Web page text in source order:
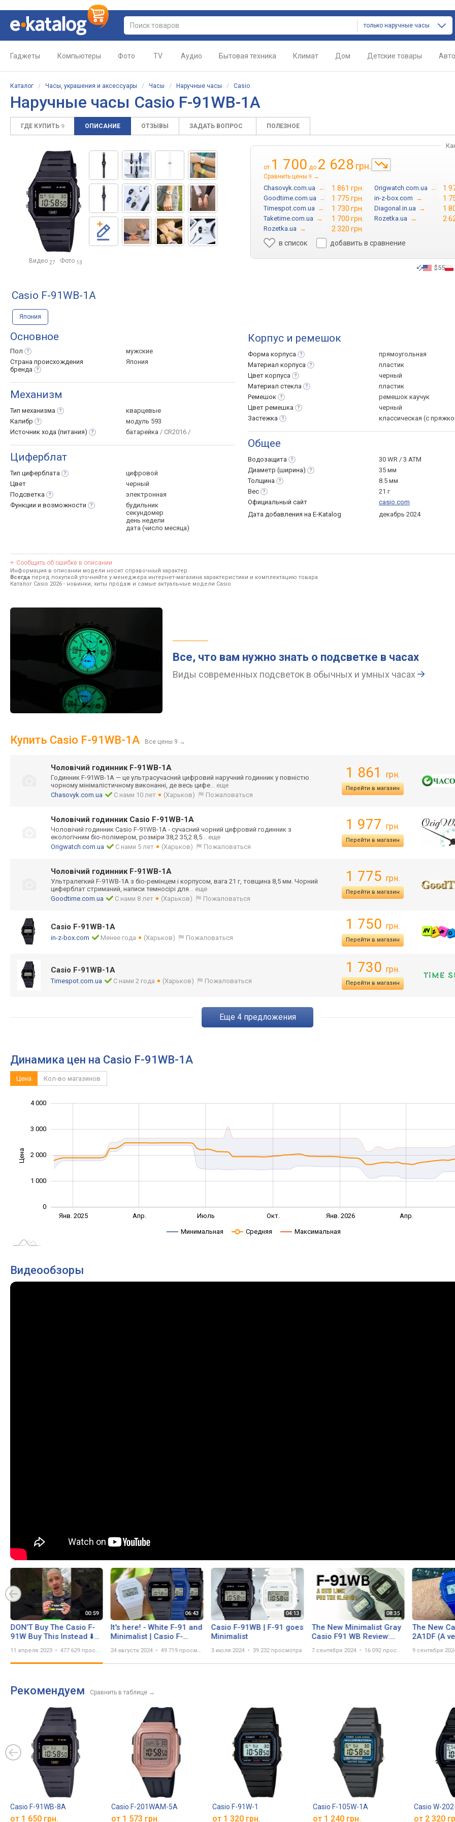
только наручные часы
Гаджеты Компьютеры Фото TV Аудио Бытовая техника Климат Дом Детские товары Авто
Каталог / Часы, украшения и аксессуары / Часы / Наручные часы / Casio
Наручные часы Casio F-91WB-1A
ГДЕ КУПИТЬ 9 ОПИСАНИЕ ОТЗЫВЫ ЗАДАТЬ ВОПРОС ПОЛЕЗНОЕ
Видео 27 Фото 13
от 1 700 до 2 628 грн.
Сравнить цены 9 →
Chasovyk.com.ua → 1 861 грн. Origwatch.com.ua → 1
Goodtime.com.ua → 1 775 грн. in-z-box.com → 1
Timespot.com.ua → 1 730 грн. Diagonal.in.ua → 1
Taketime.com.ua → 1 700 грн. Rozetka.ua → 2
Rozetka.ua →
2 320 грн.
в список
добавить в сравнение
$55
Casio F-91WB-1A
Япония
Основное
Пол
мужские
Страна происхождения
бренда
Япония
Механизм
Тип механизма
кварцевые
Калибр
модуль 593
Источник хода (питания) батарейка / CR2016 /
Циферблат
Тип циферблата
цифровой
Цвет
черный
Подсветка
электронная
Функции и возможности
будильник
секундомер
день недели
дата (число месяца)
Корпус и ремешок
Форма корпуса
прямоугольная
Материал корпуса
пластик
Цвет корпуса
черный
Материал стекла
пластик
Ремешок
ремешок каучук
Цвет ремешка
черный
Застежка
классическая (с
Общее
Водозащита
30 WR / 3 ATM
Диаметр (ширина)
35 мм
Толщина
8.5 мм
Вес
21 г
Официальный сайт
casio.com
Дата добавления на E-Katalog
декабрь 2024
Сообщить об ошибке в описании
Информация в описании модели носит справочный характер.
Всегда перед покупкой уточняйте у менеджера интернет-магазина характеристики и комплектацию товара
Каталог Casio 2026 - новинки, хиты продаж и самые актуальные модели Casio.
Все, что вам нужно знать о подсветке в часах
Виды современных подсветок в обычных и умных часах
Купить Casio F-91WB-1A Все цены 9 →
Чоловічий годинник F-91WB-1A
Годинник F-91WB-1A — це ультрасучасний цифровий наручний годинник у повністю
чорному мінімалістичному виконанні, де весь цифе... еще
Chasovyk.com.ua
С нами 10 лет (Харьков) Пожаловаться
1 861 грн.
Перейти в магазин
Чоловічий годинник Casio F-91WB-1A
Чоловічий годинник Casio F-91WB-1A - сучасний чорний цифровий годинник з
екологічним біо-полімером, розміри 38,2 35,2 8,5... еще
Origwatch.com.ua
С нами 5 лет (Харьков) Пожаловаться
1 977 грн.
Перейти в магазин
Чоловічий годинник F-91WB-1A
Ультралегкий F-91WB-1A з біо-ремінцем і корпусом, вага 21 г, товщина 8,5 мм. Чорний
циферблат стриманий, написи темносірі для... еще
Goodtime.com.ua
С нами 8 лет (Харьков) Пожаловаться
1 775 грн.
Перейти в магазин
Casio F-91WB-1A
in-z-box.com Менее года (Харьков) Пожаловаться
1 750 грн.
Перейти в магазин
Casio F-91WB-1A
Timespot.com.ua С нами 2 года (Харьков) Пожаловаться
1 730 грн.
Перейти в магазин
eще 4предложения
Динамика цен на Casio F-91WB-1A
Цена Кол-во магазинов
Цена 1 000
0
1 000
2 000
3 000
4 000
Янв. 2025 Апр. Июль Окт. Янв. 2026 Апр.
Минимальная Средняя Максимальная
Видеообзоры
DON’T Buy The Casio F-
91W Buy This Instead ⬇️
#digitalwatch
11 апреля 2023 477 629 просмотров
It's here! - White F-91 and
Minimalist | Casio F-
24 августа 2024 49 719 просмотров
Casio F-91WB | F-91 goes
Minimalist
3 июля 2024 39 232 просмотра
The New Minimalist Gray
Casio F91 WB Review:
Classic F91W
7 сентября 2024 16 092 просмотра
The New
2A1DF (A very beautiful
9 сентября
Рекомендуем Сравнить в таблице →
Casio F-91WB-8A
от 1 650 грн.
Casio F-201WAM-5A
от 1 573 грн.
Casio F-91W-1
от 1 320 грн.
Casio F-105W-1A
от 1 240 грн.
Casio W-
от 2 320